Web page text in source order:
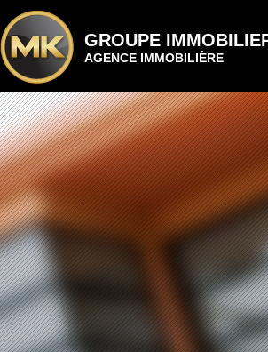
GROUPE
AGENCE IMMOBILIÈRE